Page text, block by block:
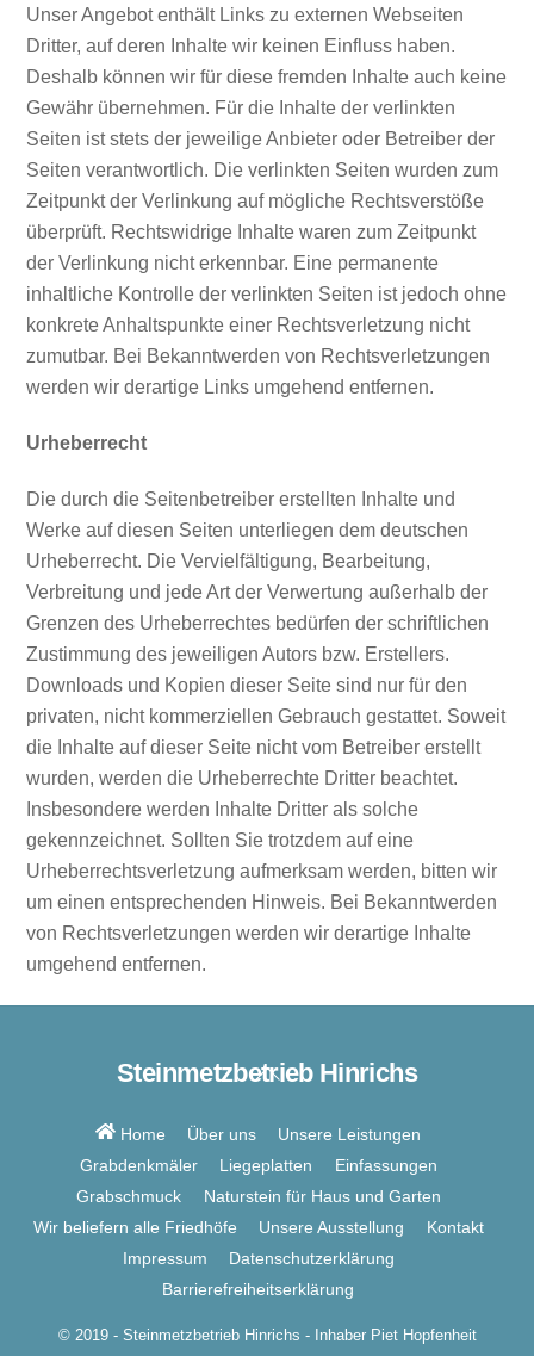
Unser Angebot enthält Links zu externen Webseiten
Dritter, auf deren Inhalte wir keinen Einfluss haben.
Deshalb können wir für diese fremden Inhalte auch keine
Gewähr übernehmen. Für die Inhalte der verlinkten
Seiten ist stets der jeweilige Anbieter oder Betreiber der
Seiten verantwortlich. Die verlinkten Seiten wurden zum
Zeitpunkt der Verlinkung auf mögliche Rechtsverstöße
überprüft. Rechtswidrige Inhalte waren zum Zeitpunkt
der Verlinkung nicht erkennbar. Eine permanente
inhaltliche Kontrolle der verlinkten Seiten ist jedoch ohne
konkrete Anhaltspunkte einer Rechtsverletzung nicht
zumutbar. Bei Bekanntwerden von Rechtsverletzungen
werden wir derartige Links umgehend entfernen.
Urheberrecht
Die durch die Seitenbetreiber erstellten Inhalte und
Werke auf diesen Seiten unterliegen dem deutschen
Urheberrecht. Die Vervielfältigung, Bearbeitung,
Verbreitung und jede Art der Verwertung außerhalb der
Grenzen des Urheberrechtes bedürfen der schriftlichen
Zustimmung des jeweiligen Autors bzw. Erstellers.
Downloads und Kopien dieser Seite sind nur für den
privaten, nicht kommerziellen Gebrauch gestattet. Soweit
die Inhalte auf dieser Seite nicht vom Betreiber erstellt
wurden, werden die Urheberrechte Dritter beachtet.
Insbesondere werden Inhalte Dritter als solche
gekennzeichnet. Sollten Sie trotzdem auf eine
Urheberrechtsverletzung aufmerksam werden, bitten wir
um einen entsprechenden Hinweis. Bei Bekanntwerden
von Rechtsverletzungen werden wir derartige Inhalte
umgehend entfernen.
Back
Top
Steinmetzbetrieb Hinrichs
Home Über uns
Unsere Leistungen
Grabdenkmäler
Liegeplatten
Einfassungen
Grabschmuck
Naturstein für Haus und Garten
Wir beliefern alle Friedhöfe
Unsere Ausstellung
Kontakt
Impressum
Datenschutzerklärung
Barrierefreiheitserklärung
© 2019 - Steinmetzbetrieb Hinrichs - Inhaber Piet Hopfenheit